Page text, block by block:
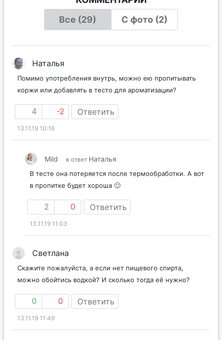
КОММЕНТАРИИ
Все (29)
С фото (2)
Помимо употребления внутрь, можно ею пропитывать
4 -2 Ответить
13.11.19 10:16
В тесте она потеряется после термообработки. А вот
2 0 Ответить
13.11.19 11:03
Скажите пожалуйста, а если нет пищевого спирта,
0 0 Ответить
13.11.19 11:49